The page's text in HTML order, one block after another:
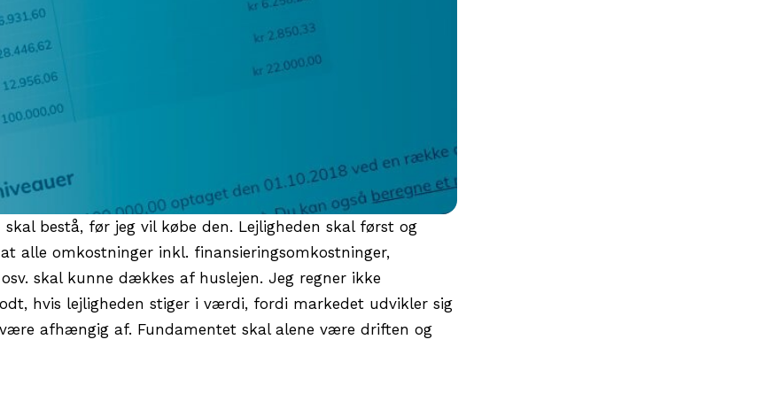
bestå, før jeg vil købe den. Lejligheden skal først og
alle omkostninger inkl. finansieringsomkostninger,
skal kunne dækkes af huslejen. Jeg regner ikke
hvis lejligheden stiger i værdi, fordi markedet udvikler sig
afhængig af. Fundamentet skal alene være driften og